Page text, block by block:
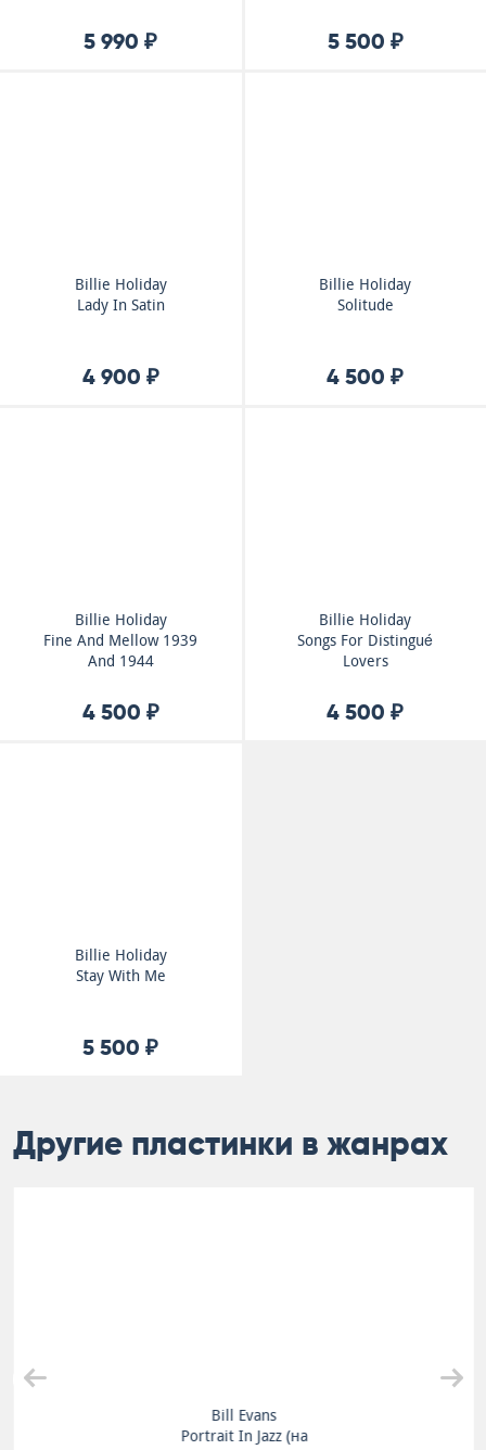
5 990 ₽ 5 500 ₽
Billie Holiday
Lady In Satin
4 900 ₽
Billie Holiday
Solitude
4 500 ₽
Billie Holiday
Fine And Mellow 1939
And 1944
4 500 ₽
Billie Holiday
Songs For Distingué
Lovers
4 500 ₽
Billie Holiday
Stay With Me
5 500 ₽
Другие пластинки в жанрах
Bill Evans
Portrait In Jazz (на